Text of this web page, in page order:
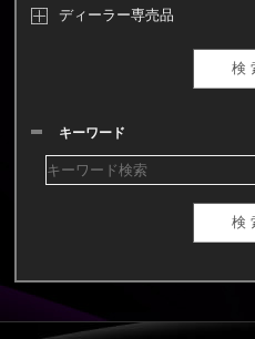
ディーラー専売品
キーワード